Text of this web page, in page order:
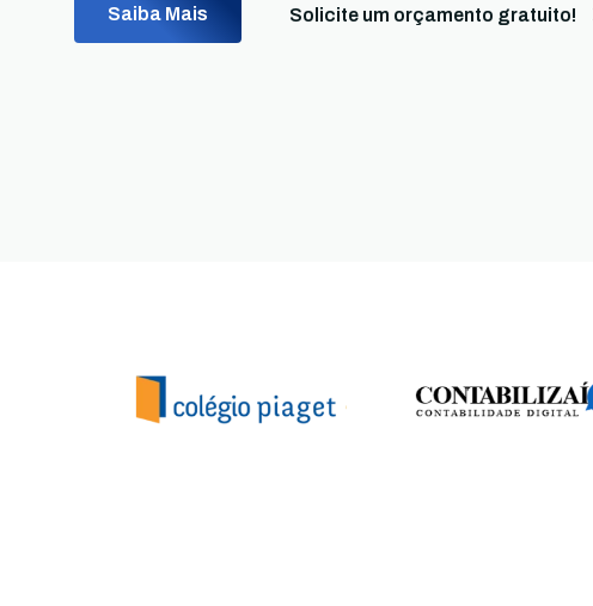
Saiba Mais Solicite um orçamento gratuito!